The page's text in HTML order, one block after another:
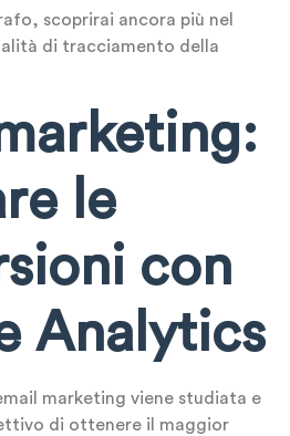
scoprirai ancora più nel
di tracciamento della
le
con
Analytics
marketing viene studiata e
di ottenere il maggior